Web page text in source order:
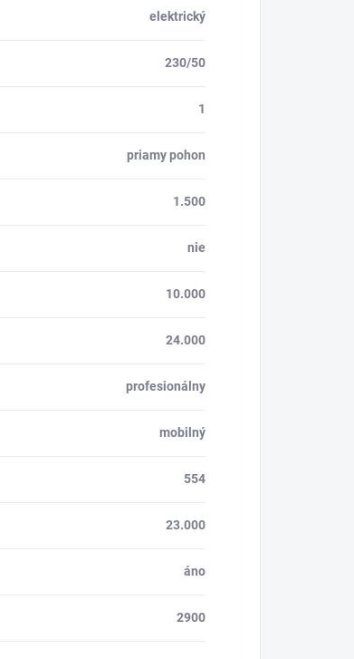
elektrický
230/50
1
priamy pohon
1.500
nie
10.000
24.000
profesionálny
mobilný
554
23.000
áno
2900